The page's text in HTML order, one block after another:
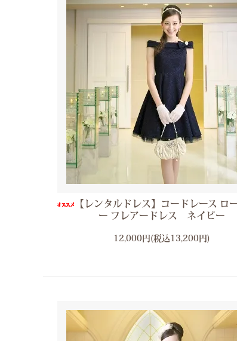
【レンタルドレス】コードレース ロ
ー フレアードレス ネイビー
12,000円(税込13,200円)